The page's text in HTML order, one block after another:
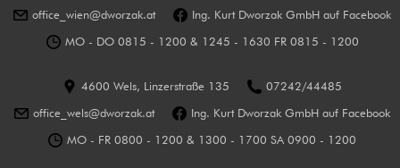
office_wien@dworzak.at
Ing. Kurt Dworzak GmbH auf Facebook
MO - DO 0815 - 1200 & 1245 - 1630 FR 0815 - 1200
4600 Wels, Linzerstraße 135
07242/44485
office_wels@dworzak.at
Ing. Kurt Dworzak GmbH auf Facebook
MO - FR 0800 - 1200 & 1300 - 1700 SA 0900 - 1200